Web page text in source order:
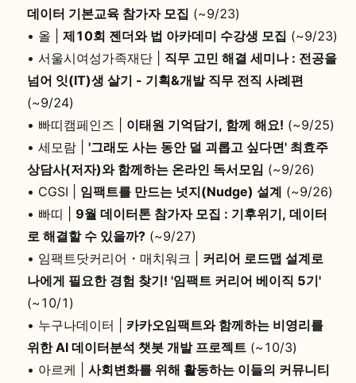
데이터 기본교육 참가자 모집 (~9/23)
• 올 | 제10회 젠더와 법 아카데미 수강생 모집 (~9/23)
• 서울시여성가족재단 | 직무 고민 해결 세미나 : 전공을
넘어 잇(IT)생 살기 - 기획&개발 직무 전직 사례편
(~9/24)
• 빠띠캠페인즈 | 이태원 기억담기, 함께 해요! (~9/25)
• 세모람 | '그래도 사는 동안 덜 괴롭고 싶다면' 최효주
상담사(저자)와 함께하는 온라인 독서모임 (~9/26)
• CGSI | 임팩트를 만드는 넛지(Nudge) 설계 (~9/26)
• 빠띠 | 9월 데이터톤 참가자 모집 : 기후위기, 데이터
로 해결할 수 있을까?(~9/27)
• 임팩트닷커리어・매치워크 | 커리어 로드맵 설계로
나에게 필요한 경험 찾기! '임팩트 커리어 베이직 5기'
(~10/1)
• 누구나데이터 | 카카오임팩트와 함께하는 비영리를
위한 AI 데이터분석 챗봇 개발 프로젝트(~10/3)
• 아르케 | 사회변화를 위해 활동하는 이들의 커뮤니티